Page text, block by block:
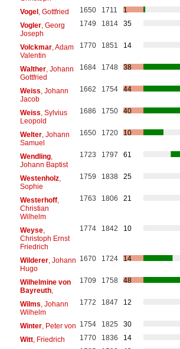
Vogel, Gottfried 1650 1711
1
Vogler, Georg
Joseph
1749 1814 35
Volckmar, Adam
Valentin
1770 1851 14
Walther, Johann
Gottfried
1684 1748 38
Weiss , Johann
Jacob
1662 1754 44
Weiss , Sylvius
Leopold
1686 1750 40
Welter, Johann
Samuel
1650 1720 10
Wendling,
Johann Baptist
1723 1797 61
Westenholz,
Sophie
1759 1838 25
Westerhoff,
Christian
Wilhelm
1763 1806 21
Weyse,
Christoph Ernst
Friedrich
1774 1842 10
Wilderer, Johann
Hugo
1670 1724 14
Wilhelmine von
Bayreuth,
1709 1758 48
Wilms , Johann
Wilhelm
1772 1847 12
Winter, Peter von 1754 1825
30
Witt, Friedrich 1770 1836
14